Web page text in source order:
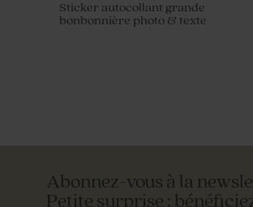
Sticker autocollant grande
bonbonnière photo & texte
Abonnez-vous à la
Petite surprise :